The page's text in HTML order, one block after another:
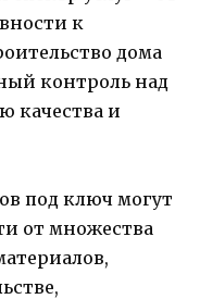
к
дома
контроль над
качества и
под ключ могут
от множества